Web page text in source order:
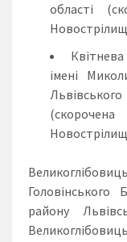
області
імені
Головінського
району